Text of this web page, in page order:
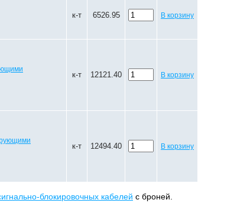
к-т 6526.95 В корзину
к-т 12121.40 В корзину
к-т 12494.40 В корзину
блокировочных кабелей с броней.